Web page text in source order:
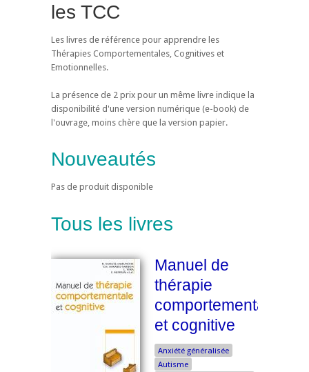
les TCC
Les livres de référence pour apprendre les
Thérapies Comportementales, Cognitives et
Emotionnelles.
La présence de 2 prix pour un même livre indique la
disponibilité d'une version numérique (e-book) de
l'ouvrage, moins chère que la version papier.
Nouveautés
Pas de produit disponible
Tous les livres
Manuel de
thérapie
comportementale
et cognitive
Anxiété généralisée
Autisme